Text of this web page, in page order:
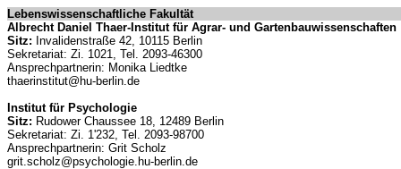
Lebenswissenschaftliche Fakultät
Albrecht Daniel Thaer-Institut für Agrar- und Gartenbauwissenschaften
Sitz: Invalidenstraße 42, 10115 Berlin
Sekretariat: Zi. 1021, Tel. 2093-46300
Ansprechpartnerin: Monika Liedtke
thaerinstitut@hu-berlin.de
Institut für Psychologie
Sitz: Rudower Chaussee 18, 12489 Berlin
Sekretariat: Zi. 1'232, Tel. 2093-98700
Ansprechpartnerin: Grit Scholz
grit.scholz@psychologie.hu-berlin.de